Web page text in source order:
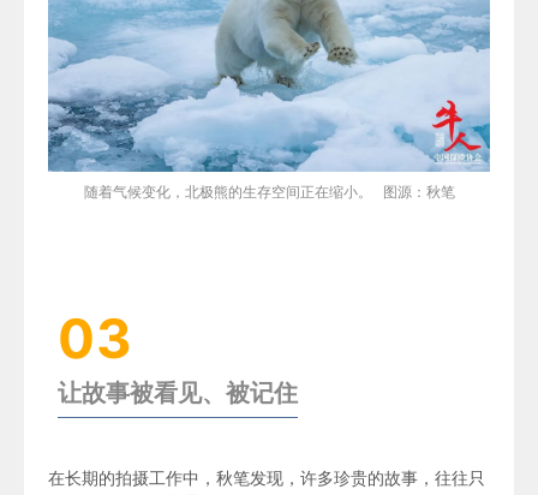
随着气候变化，北极熊的生存空间正在缩小。 图源：秋笔
03
让故事被看见、被记住
在长期的拍摄工作中，秋笔发现，许多珍贵的故事，往往只